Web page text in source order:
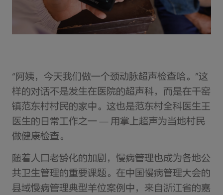
“阿姨，今天我们做一个颈动脉超声检查哈。”这
样的对话不是发生在医院的超声科，而是在干窑
镇范东村村民的家中。这也是范东村全科医生王
医生的日常工作之一 — 用掌上超声为当地村民
做健康检查。
随着人口老龄化的加剧，慢病管理也成为各地公
共卫生管理的重要课题。在中国慢病管理大会的
县域慢病管理典型羊位案例中，来自浙江省的嘉